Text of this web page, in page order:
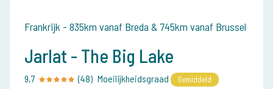
Frankrijk - 835km vanaf Breda & 745km vanaf Brussel
Jarlat - The Big Lake
9,7 (48) Moeilijkheidsgraad Gemiddeld